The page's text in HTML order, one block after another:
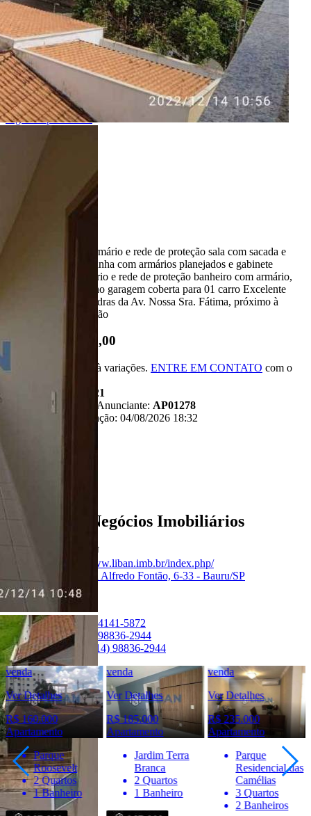
Características
Referência: AP01278
1 Quarto
1 Banheiro
1 Vaga
42.00 m²
Ligamos para você!
Descrição
01 dormitório com armário e rede de proteção sala com sacada e
rede de proteção cozinha com armários planejados e gabinete
lavanderia com armário e rede de proteção banheiro com armário,
box de vidro e espelho garagem coberta para 01 carro Excelente
localização, à 02 quadras da Av. Nossa Sra. Fátima, próximo à
Igreja de São Cristóvão
R$ 200.000,00
*Valor sujeito à variações. ENTRE EM CONTATO com o
Código:
481721
Referência do Anunciante: AP01278
Última atualização: 04/08/2026 18:32
Liban - Negócios Imobiliários
33006-J
https://www.liban.imb.br/index.php/
Rua Alfredo Fontão, 6-33 - Bauru/SP
Ver Telefone
Telefone:
(14) 4141-5872
Telefone:
(14) 98836-2944
WhatsApp:
(14) 98836-2944
venda
Ver Detalhes
R$ 160.000
Apartamento
Parque
Roosevelt
2 Quartos
1 Banheiro
venda
Ver Detalhes
R$ 185.000
Apartamento
Jardim Terra
Branca
2 Quartos
1 Banheiro
venda
Ver Detalhes
R$ 235.000
Apartamento
Parque
Residencial das
Camélias
3 Quartos
2 Banheiros